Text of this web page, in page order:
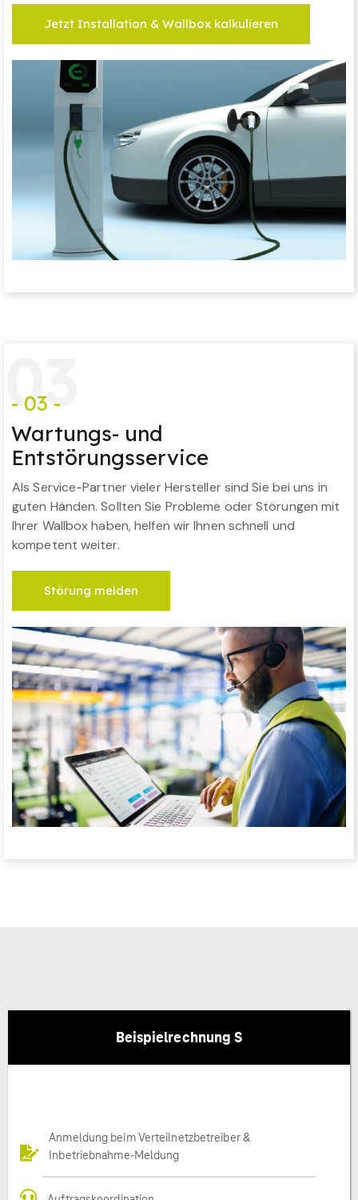
Jetzt Installation & Wallbox kalkulieren
03
- 03 -
Wartungs- und
Entstörungsservice
Als Service-Partner vieler Hersteller sind Sie bei uns in
guten Händen. Sollten Sie Probleme oder Störungen mit
Ihrer Wallbox haben, helfen wir Ihnen schnell und
kompetent weiter.
Störung melden
Beispielrechnung S
Anmeldung beim Verteilnetzbetreiber &
Inbetriebnahme-Meldung